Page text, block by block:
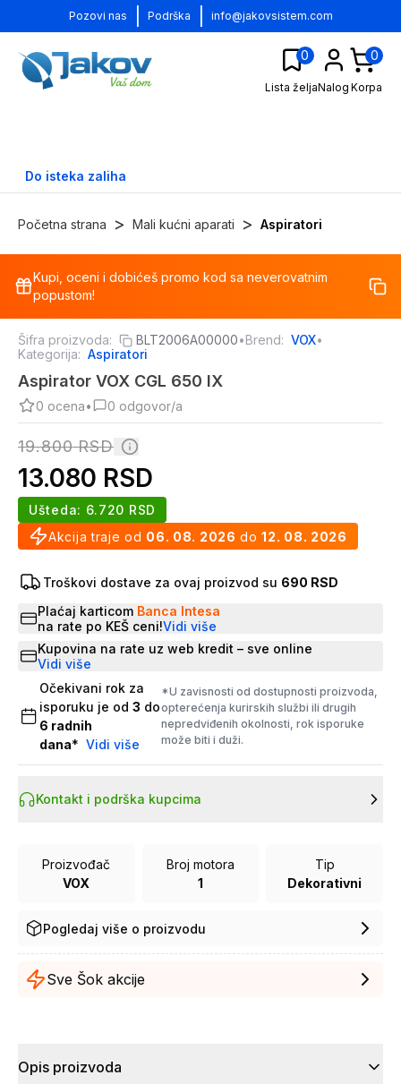
Pozovi nas Podrška info@jakovsistem.com
0
Lista željaNalog
0
Korpa
Do isteka zaliha
Početna strana > Mali kućni aparati > Aspiratori
%
Kupi, oceni i dobićeš promo kod sa neverovatnim
popustom!
Šifra proizvoda: BLT2006A00000•Brend: VOX•
Kategorija: Aspiratori
Aspirator VOX CGL 650 IX
0 ocena• 0 odgovor/a
19.800RSD
13.080 RSD
Akcija traje od 06. 08. 2026 do 12. 08. 2026
Ušteda: 6.720 RSD
Troškovi dostave za ovaj proizvod su 690 RSD
Plaćaj karticom Banca Intesa
na rate po KEŠ ceni!Vidi više
Kupovina na rate uz web kredit – sve online
Vidi više
Očekivani rok za
isporuku je od 3 do
6 radnih
dana* Vidi više
*U zavisnosti od dostupnosti proizvoda,
opterećenja kurirskih službi ili drugih
nepredviđenih okolnosti, rok isporuke
može biti i duži.
Kontakt i podrška kupcima
Proizvođač
VOX
Broj motora
1
Tip
Dekorativni
Pogledaj više o proizvodu
Sve Šok akcije
Opis proizvoda